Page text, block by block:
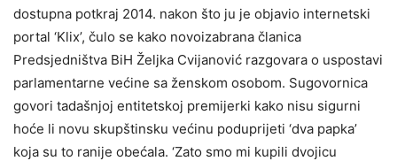
dostupna potkraj 2014. nakon što ju je objavio internetski
portal ‘Klix’, čulo se kako novoizabrana članica
Predsjedništva BiH Željka Cvijanović razgovara o uspostavi
parlamentarne većine sa ženskom osobom. Sugovornica
govori tadašnjoj entitetskoj premijerki kako nisu sigurni
hoće li novu skupštinsku većinu poduprijeti ‘dva papka’
koja su to ranije obećala. ‘Zato smo mi kupili dvojicu